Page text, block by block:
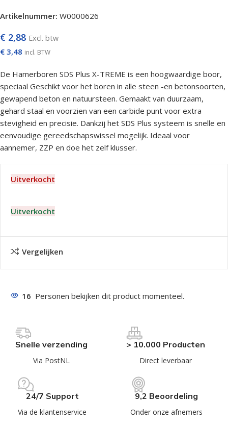
Artikelnummer: W0000626
€ 2,88 Excl. btw
€ 3,48 incl. BTW
De Hamerboren SDS Plus X-TREME is een hoogwaardige boor,
speciaal Geschikt voor het boren in alle steen -en betonsoorten,
gewapend beton en natuursteen. Gemaakt van duurzaam,
gehard staal en voorzien van een carbide punt voor extra
stevigheid en precisie. Dankzij het SDS Plus systeem is snelle en
eenvoudige gereedschapswissel mogelijk. Ideaal voor
aannemer, ZZP en doe het zelf klusser.
Uitverkocht
Uitverkocht
Vergelijken
16 Personen bekijken dit product momenteel.
Snelle verzending
Via PostNL
> 10.000 Producten
Direct leverbaar
24/7 Support
Via de klantenservice
9,2 Beoordeling
Onder onze afnemers